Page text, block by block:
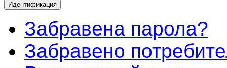
Забравена парола?
Забравено